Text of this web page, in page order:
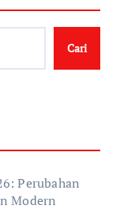
Cari
Perubahan
Modern